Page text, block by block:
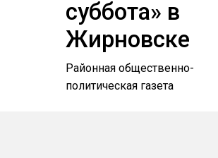
суббота» в
Жирновске
Районная общественно-
политическая газета